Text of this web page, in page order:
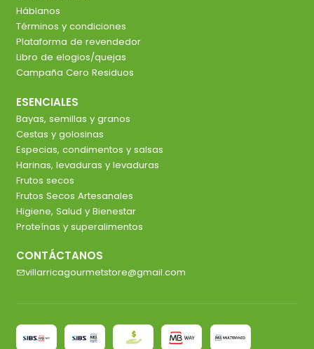
Háblanos
Términos y condiciones
Plataforma de revendedor
Libro de elogios/quejas
Campaña Cero Residuos
ESENCIALES
Bayas, semillas y granos
Cestas y golosinas
Especias, condimentos y salsas
Harinas, levaduras y levaduras
Frutos secos
Frutos Secos Artesanales
Higiene, Salud y Bienestar
Proteínas y superalimentos
CONTÁCTANOS
villarricagourmetstore@gmail.com